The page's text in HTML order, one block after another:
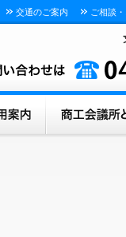
交通のご案内 ご相談